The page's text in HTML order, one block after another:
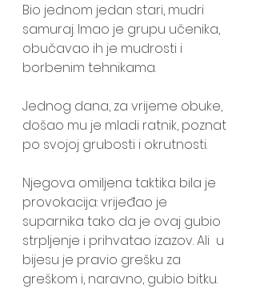
Bio jednom jedan stari, mudri
samuraj. Imao je grupu učenika,
obučavao ih je mudrosti i
borbenim tehnikama.
Jednog dana, za vrijeme obuke,
došao mu je mladi ratnik, poznat
po svojoj grubosti i okrutnosti.
Njegova omiljena taktika bila je
provokacija: vrijeđao je
suparnika tako da je ovaj gubio
strpljenje i prihvatao izazov. Ali  u
bijesu je pravio grešku za
greškom i, naravno, gubio bitku.